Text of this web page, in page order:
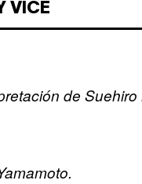
VICE
de